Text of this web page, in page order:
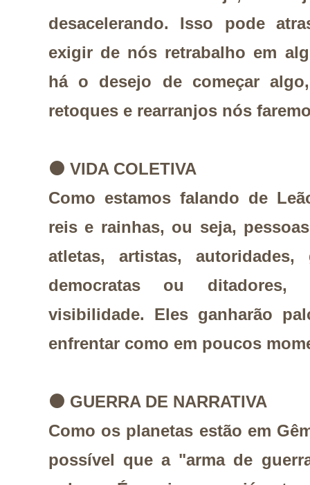
desacelerando. Isso pode
exigir de nós retrabalho em
há o desejo de começar
retoques e rearranjos nós
⚫ VIDA COLETIVA
Como estamos falando de
reis e rainhas, ou seja,
atletas, artistas, autoridades,
democratas ou ditadores,
visibilidade. Eles ganharão
enfrentar como em poucos
⚫ GUERRA DE NARRATIVA
Como os planetas estão em
possível que a "arma de